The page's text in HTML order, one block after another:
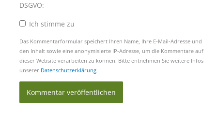
DSGVO:
Ich stimme zu
Das Kommentarformular speichert Ihren Name, Ihre E-Mail-Adresse und
den Inhalt sowie eine anonymisierte IP-Adresse, um die Kommentare auf
dieser Website verarbeiten zu können. Bitte entnehmen Sie weitere Infos
unserer Datenschutzerklärung.